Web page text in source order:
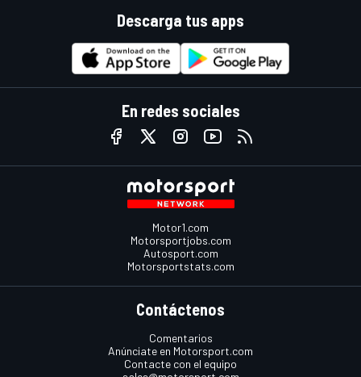
Descarga tus apps
En redes sociales
Motor1.com
Motorsportjobs.com
Autosport.com
Motorsportstats.com
Contáctenos
Comentarios
Anúnciate en Motorsport.com
Contacte con el equipo